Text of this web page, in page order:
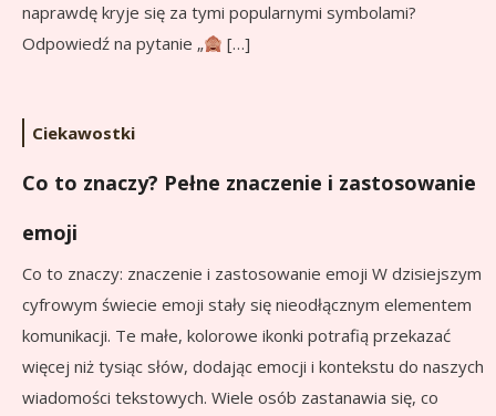
naprawdę kryje się za tymi popularnymi symbolami?
Odpowiedź na pytanie „
[…]
Ciekawostki
Co to znaczy? Pełne znaczenie i zastosowanie
emoji
Co to znaczy: znaczenie i zastosowanie emoji W dzisiejszym
cyfrowym świecie emoji stały się nieodłącznym elementem
komunikacji. Te małe, kolorowe ikonki potrafią przekazać
więcej niż tysiąc słów, dodając emocji i kontekstu do naszych
wiadomości tekstowych. Wiele osób zastanawia się, co